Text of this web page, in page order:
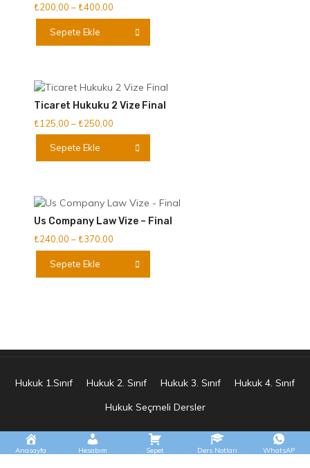
₺200,00 –₺400,00Fiyat
aralığı:
₺200,00
-
Sepete Ekle
varyasyonu
Seçenekler
Ticaret Hukuku 2 Vize Final
₺125,00 –₺250,00Fiyat
aralığı:
₺125,00
-
Sepete Ekle
varyasyonu
Seçenekler
Us Company Law Vize – Final
₺240,00 –₺370,00Fiyat
aralığı:
₺240,00
-
Sepete Ekle
seçilebilir
Hukuk 1.Sınıf Hukuk 2. Sınıf Hukuk 3. Sınıf
Hukuk 4. Sınıf
Hukuk Seçmeli Dersler
E.s Tasarım Tüm Hakları Saklıdır 2025 © Hukuknotunuz|Theme:
Anasayfa Hesabım Sepet Ders Notları WhatsAP